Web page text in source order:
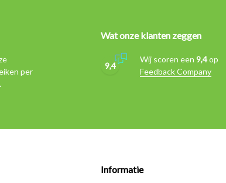
per
Wat onze klanten zeggen
9,4
Wij scoren een 9,4op
Feedback Company
Informatie